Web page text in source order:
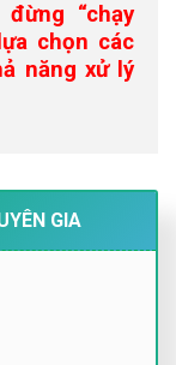
“chạy
chọn các
năng xử lý
GIA